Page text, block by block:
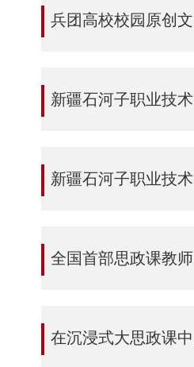
兵团高校校园原创文化精品《大漠誓言》在第三师图木舒克市巡演
新疆石河子职业技术学院：“行走的思政课”开课啦！
新疆石河子职业技术学院开展“我爱我的祖国·坚定信念跟党走”主题演讲比赛
全国首部思政课教师题材轻喜剧故事片《我要当老师》在新疆石河子职业技术学院点映
在沉浸式大思政课中赓续兵团红色血脉——新疆石河子职业技术学院原创舞台剧《大漠誓言》精彩上演